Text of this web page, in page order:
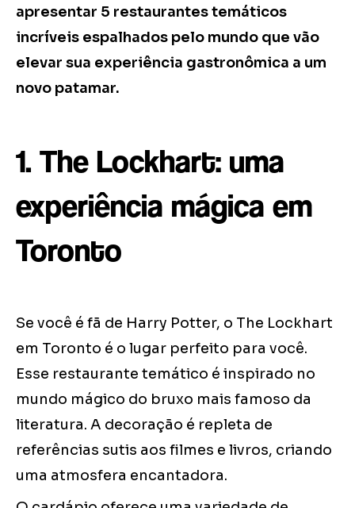
apresentar 5 restaurantes temáticos
incríveis espalhados pelo mundo que vão
elevar sua experiência gastronômica a um
novo patamar.
1. The Lockhart: uma
experiência mágica em
Toronto
Se você é fã de Harry Potter, o The Lockhart
em Toronto é o lugar perfeito para você.
Esse restaurante temático é inspirado no
mundo mágico do bruxo mais famoso da
literatura. A decoração é repleta de
referências sutis aos filmes e livros, criando
uma atmosfera encantadora.